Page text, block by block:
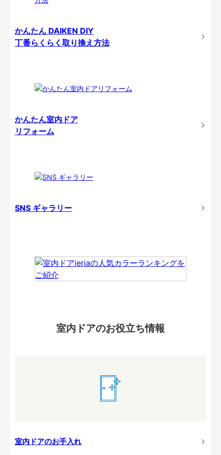
かんたん DAIKEN DIY
丁番らくらく取り換え方法
かんたん室内ドア
リフォーム
SNS ギャラリー
室内ドアのお役立ち情報
室内ドアのお手入れ